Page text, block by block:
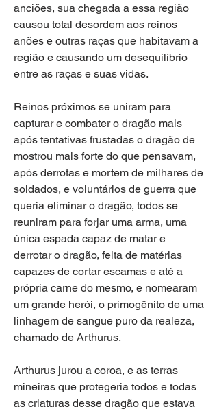
anciões, sua chegada a essa região
causou total desordem aos reinos
anões e outras raças que habitavam a
região e causando um desequilíbrio
entre as raças e suas vidas.
Reinos próximos se uniram para
capturar e combater o dragão mais
após tentativas frustadas o dragão de
mostrou mais forte do que pensavam,
após derrotas e mortem de milhares de
soldados, e voluntários de guerra que
queria eliminar o dragão, todos se
reuniram para forjar uma arma, uma
única espada capaz de matar e
derrotar o dragão, feita de matérias
capazes de cortar escamas e até a
própria carne do mesmo, e nomearam
um grande herói, o primogênito de uma
linhagem de sangue puro da realeza,
chamado de Arthurus.
Arthurus jurou a coroa, e as terras
mineiras que protegeria todos e todas
as criaturas desse dragão que estava